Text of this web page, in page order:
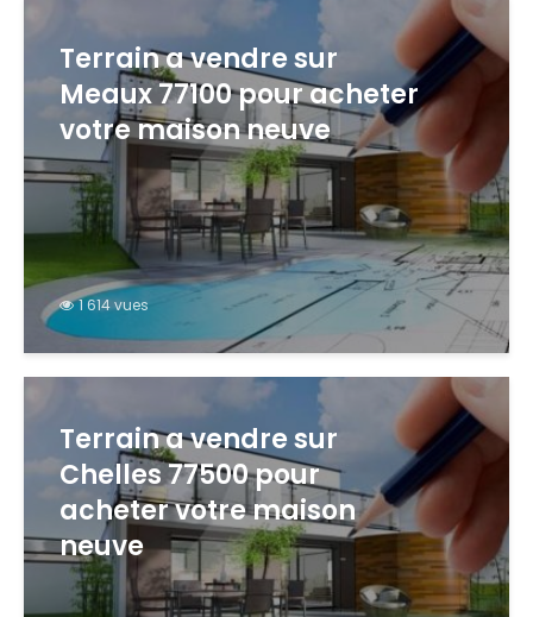
Terrain a vendre sur
Meaux 77100 pour acheter
votre maison neuve
1 614 vues
Terrain a vendre sur
Chelles 77500 pour
acheter votre maison
neuve